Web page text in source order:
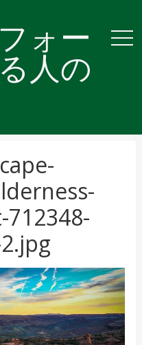
ォー
人の